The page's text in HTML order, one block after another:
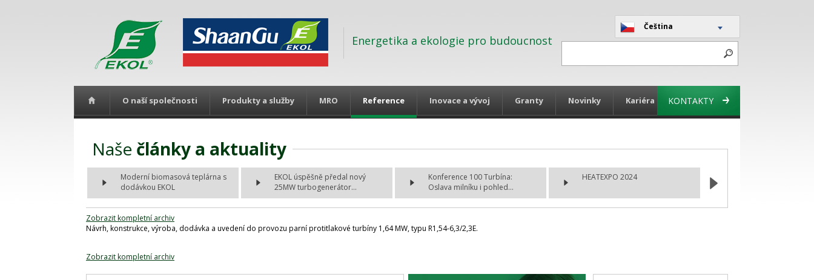
Energetika a ekologie pro budoucnost
Čeština
O naší společnosti Produkty a služby MRO Reference Inovace a vývoj Granty Novinky Kariéra KONTAKTY
Naše články a aktuality
Moderní biomasová teplárna s
dodávkou EKOL
EKOL úspěšně předal nový
25MW turbogenerátor...
Konference 100 Turbína:
Oslava milníku i pohled...
HEATEXPO 2024
Zobrazit kompletní archiv
Návrh, konstrukce, výroba, dodávka a uvedení do provozu parní protitlakové turbíny 1,64 MW, typu R1,54-6,3/2,3E.
Zobrazit kompletní archiv